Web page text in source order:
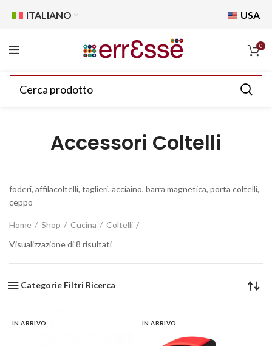
ITALIANO USA
0
Accessori Coltelli
foderi, affilacoltelli, taglieri, acciaino, barra magnetica, porta coltelli,
ceppo
Home Shop Cucina
Coltelli
Visualizzazione di 8 risultati
Categorie Filtri Ricerca
IN ARRIVO IN ARRIVO